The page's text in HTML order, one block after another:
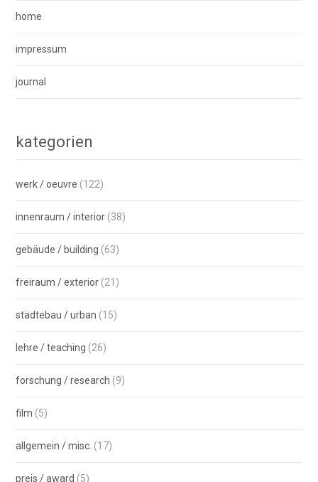
home
impressum
journal
kategorien
werk / oeuvre (122)
innenraum / interior (38)
gebäude / building (63)
freiraum / exterior (21)
städtebau / urban (15)
lehre / teaching (26)
forschung / research (9)
film (5)
allgemein / misc. (17)
preis / award (5)